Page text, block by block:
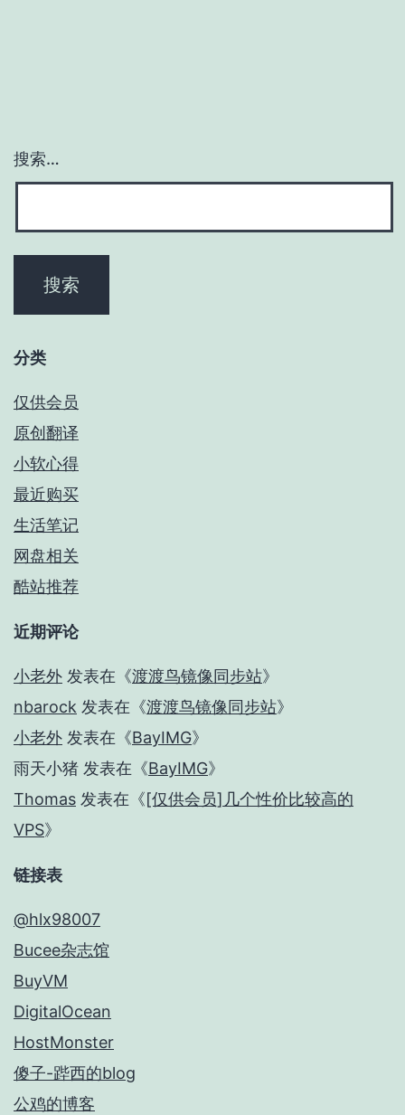
搜索…
分类
仅供会员
原创翻译
小软心得
最近购买
生活笔记
网盘相关
酷站推荐
近期评论
小老外 发表在《渡渡鸟镜像同步站》
nbarock 发表在《渡渡鸟镜像同步站》
小老外 发表在《BayIMG》
雨天小猪 发表在《BayIMG》
Thomas 发表在《[仅供会员]几个性价比较高的
VPS》
链接表
@hlx98007
Bucee杂志馆
BuyVM
DigitalOcean
HostMonster
傻子-跸西的blog
公鸡的博客